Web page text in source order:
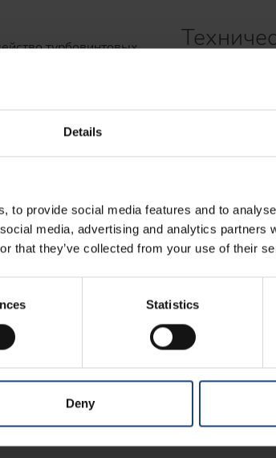
Details
to provide social media features and to
media, advertising and analytics partners
that they’ve collected from your use of their
Statistics
Deny
турбовинтовых
в начале 80-х на
и
из 60-х и 70-х
совершил 20
и
После выпуска
до 56 пассажиров),
в еще
Максимальная
полета
Площадь крыла
Длина